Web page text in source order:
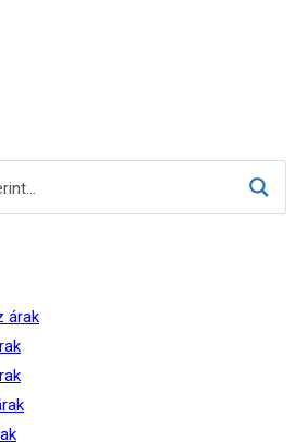
árak